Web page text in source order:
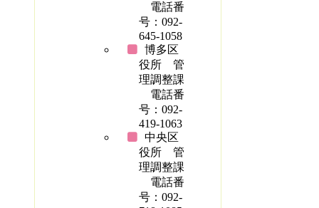
電話番
号：092-
645-1058
博多区
役所 管
理調整課
電話番
号：092-
419-1063
中央区
役所 管
理調整課
電話番
号：092-